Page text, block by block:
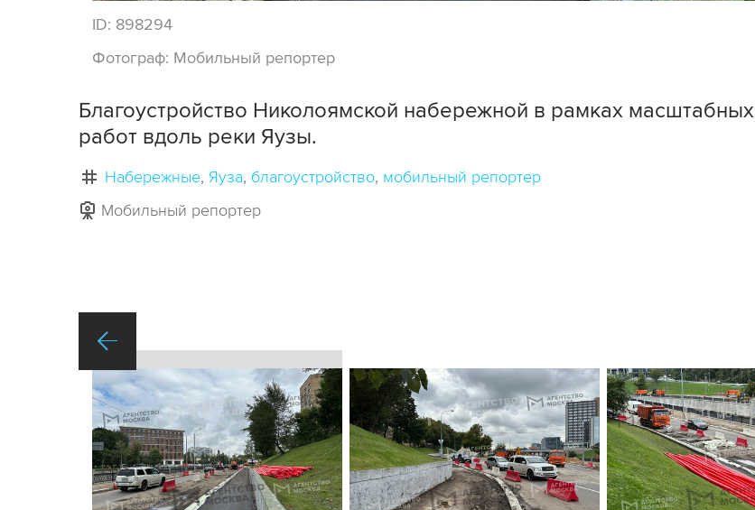
ID: 898294
Фотограф: Мобильный репортер
Благоустройство Николоямской набережной в рамках масштабных
работ вдоль реки Яузы.
Набережные Яуза благоустройство мобильный репортер
Мобильный репортер